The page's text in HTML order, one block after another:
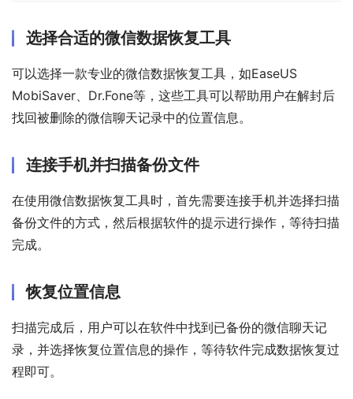
选择合适的微信数据恢复工具
可以选择一款专业的微信数据恢复工具，如EaseUS
MobiSaver、Dr.Fone等，这些工具可以帮助用户在解封后
找回被删除的微信聊天记录中的位置信息。
连接手机并扫描备份文件
在使用微信数据恢复工具时，首先需要连接手机并选择扫描
备份文件的方式，然后根据软件的提示进行操作，等待扫描
完成。
恢复位置信息
扫描完成后，用户可以在软件中找到已备份的微信聊天记
录，并选择恢复位置信息的操作，等待软件完成数据恢复过
程即可。